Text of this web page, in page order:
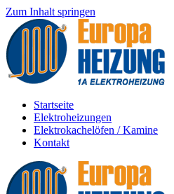
Zum Inhalt springen
Startseite
Elektroheizungen
Elektrokachelöfen / Kamine
Kontakt